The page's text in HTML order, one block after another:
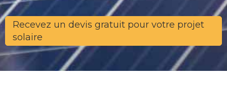
Recevez un devis gratuit pour votre projet
solaire